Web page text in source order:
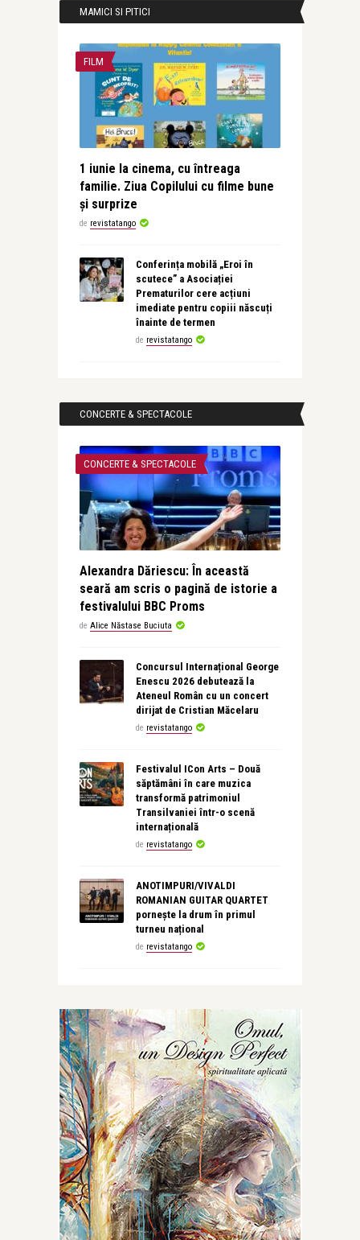
MAMICI SI PITICI
FILM
1 iunie la cinema, cu întreaga
familie. Ziua Copilului cu filme bune
și surprize
de revistatango
Conferința mobilă „Eroi în
scutece” a Asociației
Prematurilor cere acțiuni
imediate pentru copiii născuți
înainte de termen
de revistatango
CONCERTE & SPECTACOLE
CONCERTE & SPECTACOLE
Alexandra Dăriescu: În această
seară am scris o pagină de istorie a
festivalului BBC Proms
de Alice Năstase Buciuta
Concursul Internațional George
Enescu 2026 debutează la
Ateneul Român cu un concert
dirijat de Cristian Măcelaru
de revistatango
Festivalul ICon Arts – Două
săptămâni în care muzica
transformă patrimoniul
Transilvaniei într-o scenă
internațională
de revistatango
ANOTIMPURI/VIVALDI
ROMANIAN GUITAR QUARTET
pornește la drum în primul
turneu național
de revistatango